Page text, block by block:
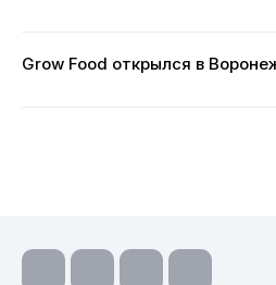
Grow Food открылся в